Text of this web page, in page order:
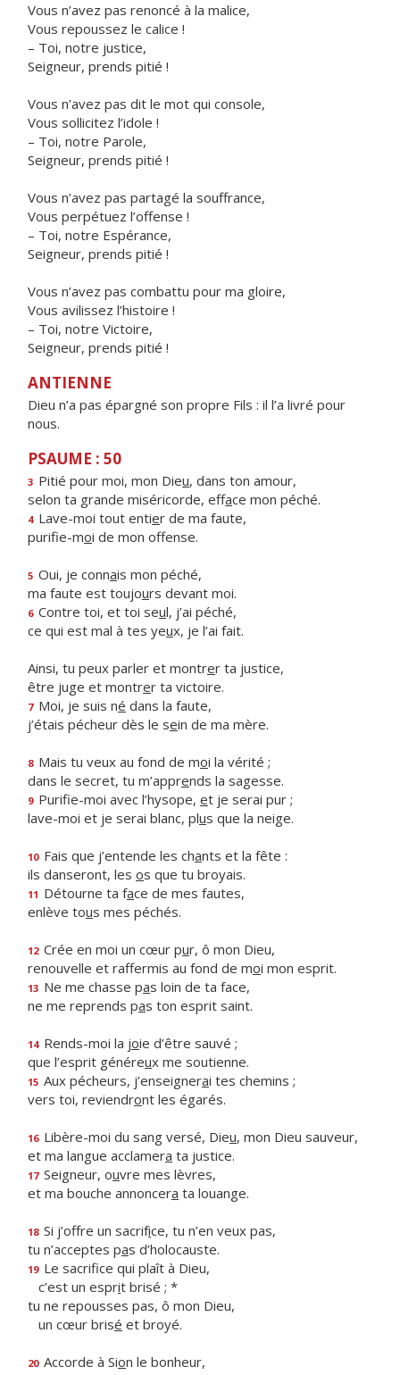
Vous n’avez pas renoncé à la malice,
Vous repoussez le calice !
– Toi, notre justice,
Seigneur, prends pitié !
Vous n’avez pas dit le mot qui console,
Vous sollicitez l’idole !
– Toi, notre Parole,
Seigneur, prends pitié !
Vous n’avez pas partagé la souffrance,
Vous perpétuez l’offense !
– Toi, notre Espérance,
Seigneur, prends pitié !
Vous n’avez pas combattu pour ma gloire,
Vous avilissez l’histoire !
– Toi, notre Victoire,
Seigneur, prends pitié !
ANTIENNE
Dieu n’a pas épargné son propre Fils : il l’a livré pour
nous.
PSAUME : 50
3 Pitié pour moi, mon Dieu, dans ton amour,
selon ta grande miséricorde, efface mon péché.
4 Lave-moi tout entier de ma faute,
purifie-moi de mon offense.
5 Oui, je connais mon péché,
ma faute est toujours devant moi.
6 Contre toi, et toi seul, j’ai péché,
ce qui est mal à tes yeux, je l’ai fait.
Ainsi, tu peux parler et montrer ta justice,
être juge et montrer ta victoire.
7 Moi, je suis né dans la faute,
j’étais pécheur dès le sein de ma mère.
8 Mais tu veux au fond de moi la vérité ;
dans le secret, tu m’apprends la sagesse.
9 Purifie-moi avec l’hysope, et je serai pur ;
lave-moi et je serai blanc, plus que la neige.
10 Fais que j’entende les chants et la fête :
ils danseront, les os que tu broyais.
11 Détourne ta face de mes fautes,
enlève tous mes péchés.
12 Crée en moi un cœur pur, ô mon Dieu,
renouvelle et raffermis au fond de moi mon esprit.
13 Ne me chasse pas loin de ta face,
ne me reprends pas ton esprit saint.
14 Rends-moi la joie d’être sauvé ;
que l’esprit généreux me soutienne.
15 Aux pécheurs, j’enseignerai tes chemins ;
vers toi, reviendront les égarés.
16 Libère-moi du sang versé, Dieu, mon Dieu sauveur,
et ma langue acclamera ta justice.
17 Seigneur, ouvre mes lèvres,
et ma bouche annoncera ta louange.
18 Si j’offre un sacrifice, tu n’en veux pas,
tu n’acceptes pas d’holocauste.
19 Le sacrifice qui plaît à Dieu,
c’est un esprit brisé ; *
tu ne repousses pas, ô mon Dieu,
un cœur brisé et broyé.
20 Accorde à Sion le bonheur,